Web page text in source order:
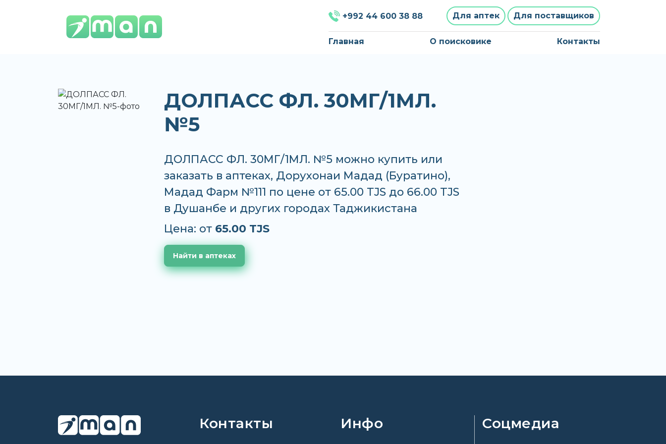
+992 44 600 38 88 Для аптек Для поставщиков
Главная О поисковике Контакты
ДОЛПАСС ФЛ. 30МГ/1МЛ.
№5
ДОЛПАСС ФЛ. 30МГ/1МЛ. №5 можно купить или
заказать в аптеках, Дорухонаи Мадад (Буратино),
Мадад Фарм №111 по цене от 65.00 TJS до 66.00 TJS
в Душанбе и других городах Таджикистана
Цена: от 65.00 TJS
Найти в аптеках
Контакты Инфо Соцмедиа